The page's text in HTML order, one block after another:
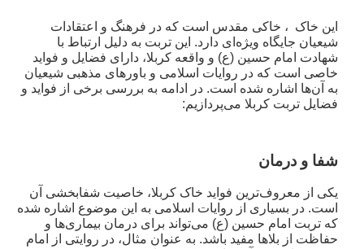
این خاک ، خاکی مقدس است که در فرهنگ و اعتقادات
شیعیان جایگاه ویژه‌ای دارد. این تربت به دلیل ارتباط با
شهادت امام حسین (ع) و واقعه کربلا، دارای فضایل و فواید
خاصی است که در روایات اسلامی و باورهای مذهبی شیعیان
به آن‌ها اشاره شده است. در ادامه به بررسی برخی از فواید و
فضایل تربت کربلا می‌پردازیم:
شفا و درمان
یکی از معروف‌ترین فواید خاک کربلا، خاصیت شفابخشی آن
است. در بسیاری از روایات اسلامی به این موضوع اشاره شده
که تربت امام حسین (ع) می‌تواند برای درمان بیماری‌ها و
حفاظت از بلاها مفید باشد. به عنوان مثال، در روایتی از امام